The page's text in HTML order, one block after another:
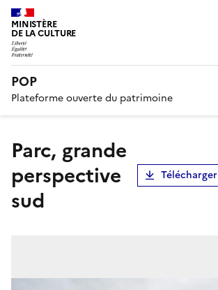
MINISTÈRE
DE LA CULTURE
POP
Plateforme ouverte du patrimoine
parc, grande
perspective
sud
Télécharger